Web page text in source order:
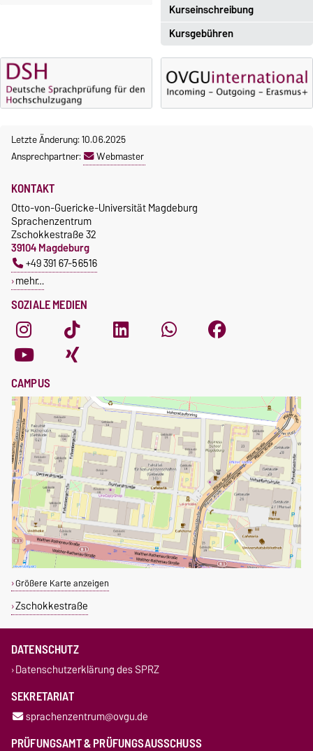
Kurseinschreibung
Einschreibezeitraum:
5. Oktober 2026, 9.00 Uhr bis
23. Oktober 2026, 18 Uhr
Moodle
OVGU-Account
Anmeldung
Kursgebühren
Sprachkurse sind i. d. R.
gebührenpflichtig.
Gebühren
Incomings
Letzte Änderung: 10.06.2025
Ansprechpartner:
Webmaster
SOZIALE MEDIEN
KONTAKT
Otto-von-Guericke-Universität Magdeburg
Sprachenzentrum
Zschokkestraße 32
39104 Magdeburg
+49 391 67-56516
mehr…
CAMPUS
Größere Karte anzeigen
Zschokkestraße
DATENSCHUTZ
Datenschutzerklärung des SPRZ
SEKRETARIAT
sprachenzentrum@ovgu.de
PRÜFUNGSAMT & PRÜFUNGSAUSSCHUSS